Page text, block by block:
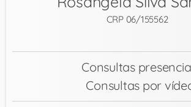
CRP 06/155562
Consultas
Consultas por